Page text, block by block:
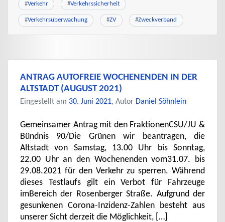
#Verkehr #Verkehrssicherheit
#Verkehrsüberwachung #ZV #Zweckverband
ANTRAG AUTOFREIE WOCHENENDEN IN DER
ALTSTADT (AUGUST 2021)
Eingestellt am 30. Juni 2021, Autor Daniel Söhnlein
Gemeinsamer Antrag mit den FraktionenCSU/JU &
Bündnis 90/Die Grünen wir beantragen, die
Altstadt von Samstag, 13.00 Uhr bis Sonntag,
22.00 Uhr an den Wochenenden vom31.07. bis
29.08.2021 für den Verkehr zu sperren. Während
dieses Testlaufs gilt ein Verbot für Fahrzeuge
imBereich der Rosenberger Straße. Aufgrund der
gesunkenen Corona-Inzidenz-Zahlen besteht aus
unserer Sicht derzeit die Möglichkeit, […]